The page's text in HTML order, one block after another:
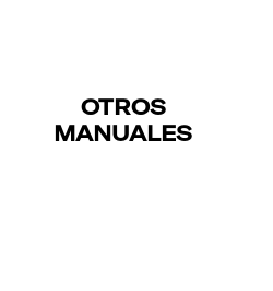
OTROS
MANUALES